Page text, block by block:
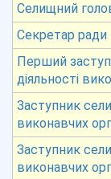
Селищний
Секретар ради
Перший
діяльності
Заступник
виконавчих
Заступник
виконавчих